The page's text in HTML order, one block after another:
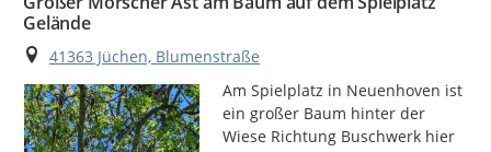
Gelände
Ort
41363 Jüchen, Blumenstraße
Am Spielplatz in Neuenhoven ist
ein großer Baum hinter der
Wiese Richtung Buschwerk hier